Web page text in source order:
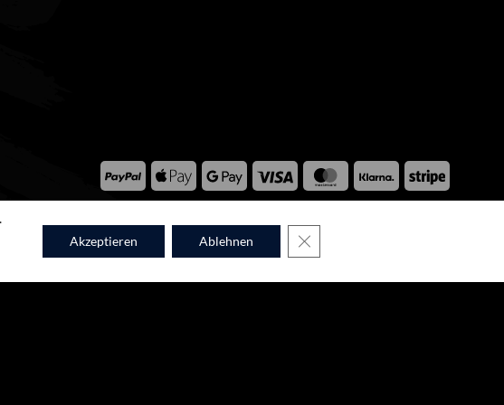
PayPal Apple
Pay
Google
Pay
Visa MasterCardKlarna Stripe
Akzeptieren Ablehnen GDPR COOKIE-BANNER